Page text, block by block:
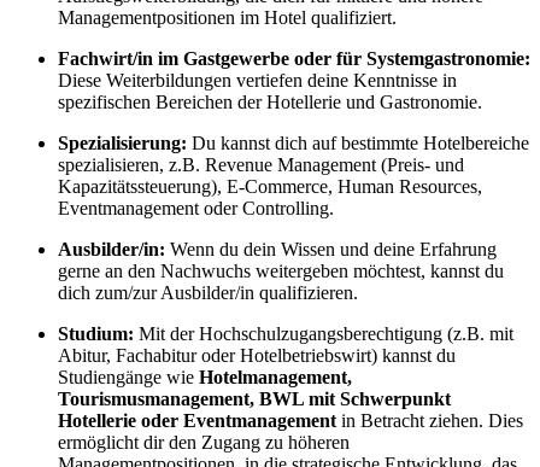
Managementpositionen im Hotel qualifiziert.
Fachwirt/in im Gastgewerbe oder für Systemgastronomie:
Diese Weiterbildungen vertiefen deine Kenntnisse in
spezifischen Bereichen der Hotellerie und Gastronomie.
Spezialisierung: Du kannst dich auf bestimmte Hotelbereiche
spezialisieren, z.B. Revenue Management (Preis- und
Kapazitätssteuerung), E-Commerce, Human Resources,
Eventmanagement oder Controlling.
Ausbilder/in: Wenn du dein Wissen und deine Erfahrung
gerne an den Nachwuchs weitergeben möchtest, kannst du
dich zum/zur Ausbilder/in qualifizieren.
Studium: Mit der Hochschulzugangsberechtigung (z.B. mit
Abitur, Fachabitur oder Hotelbetriebswirt) kannst du
Studiengänge wie Hotelmanagement,
Tourismusmanagement, BWL mit Schwerpunkt
Hotellerie oder Eventmanagement in Betracht ziehen. Dies
ermöglicht dir den Zugang zu höheren